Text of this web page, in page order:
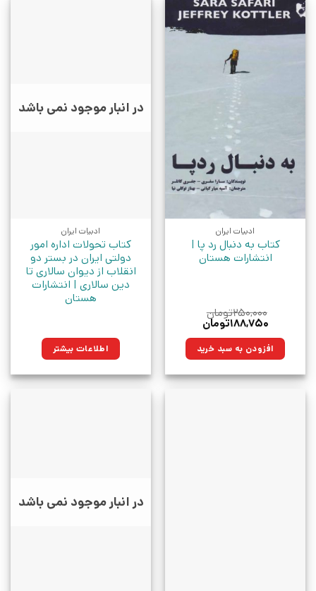
ادبیات ایران
کتاب به دنبال رد پا |
انتشارات هستان
۲۵۰,۰۰۰تومان
قیمت
۲۵۰,۰۰۰تومان
بود.
۱۸۸,۷۵۰تومان
۱۸۸,۷۵۰تومان.افزودن به سبد خرید
در انبار موجود نمی باشد
ادبیات ایران
کتاب تحولات اداره امور
دولتی ایران در بستر دو
انقلاب از دیوان سالاری تا
دین سالاری | انتشارات
هستان
اطلاعات بیشتر
در انبار موجود نمی باشد